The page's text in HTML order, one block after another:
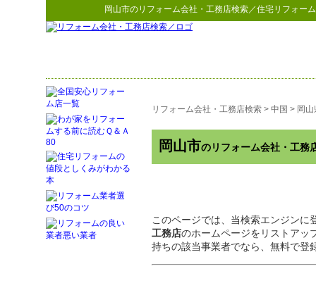
岡山市のリフォーム会社・工務店検索／住宅リフォー
リフォーム会社・工務店検索 > 中国 > 岡山
岡山市のリフォーム会社・工務
このページでは、当検索エンジンに
工務店のホームページをリストア
持ちの該当事業者でなら、無料で登